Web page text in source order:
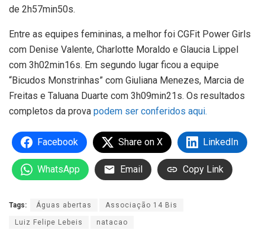
de 2h57min50s.
Entre as equipes femininas, a melhor foi CGFit Power Girls
com Denise Valente, Charlotte Moraldo e Glaucia Lippel
com 3h02min16s. Em segundo lugar ficou a equipe
“Bicudos Monstrinhas” com Giuliana Menezes, Marcia de
Freitas e Taluana Duarte com 3h09min21s. Os resultados
completos da prova podem ser conferidos aqui.
Facebook Share on X LinkedIn
WhatsApp Email Copy Link
Tags: Águas abertas Associação 14 Bis
Luiz Felipe Lebeis natacao